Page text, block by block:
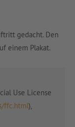
gedacht. Den
einem Plakat.
Use License
ffc.html),